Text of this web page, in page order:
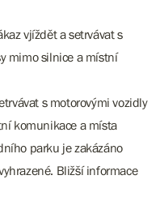
vjíždět a setrvávat s
mimo silnice a místní
s motorovými vozidly
komunikace a místa
parku je zakázáno
Bližší informace